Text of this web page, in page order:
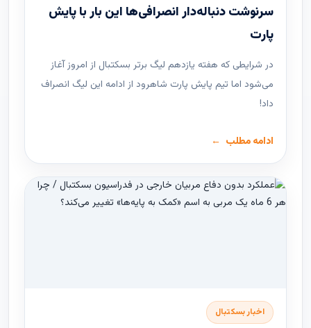
سرنوشت دنباله‌دار انصرافی‌ها این بار با پایش
پارت
در شرایطی که هفته یازدهم لیگ ‌برتر بسکتبال از امروز آغاز
می‌شود اما تیم پایش پارت شاهرود از ادامه این لیگ انصراف
داد!
ادامه مطلب
اخبار بسکتبال